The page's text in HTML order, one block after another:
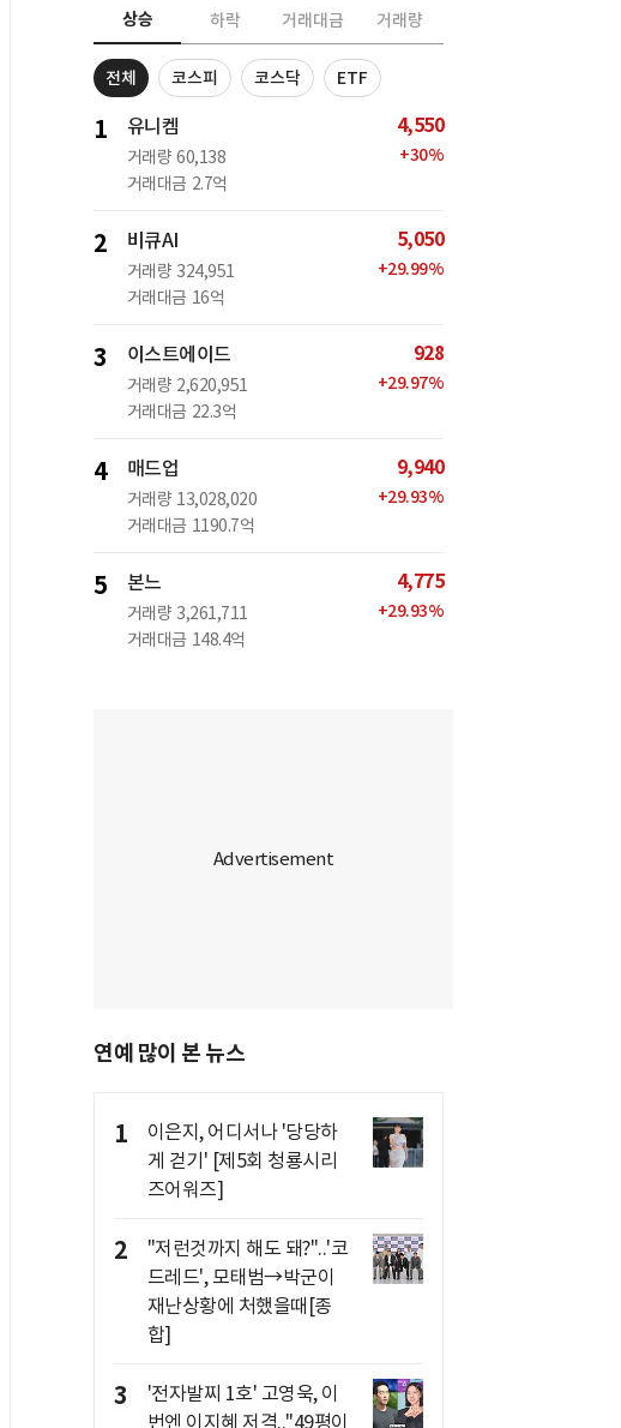
상승 하락 거래대금 거래량
전체 코스피 코스닥 ETF
1 유니켐
거래량 60,138
거래대금 2.7억
4,550
+30%
2 비큐AI
거래량 324,951
거래대금 16억
5,050
+29.99%
3 이스트에이드
거래량 2,620,951
거래대금 22.3억
928
+29.97%
4 매드업
거래량 13,028,020
거래대금 1190.7억
9,940
+29.93%
5 본느
거래량 3,261,711
거래대금 148.4억
4,775
+29.93%
연예 많이 본 뉴스
1
이은지, 어디서나 '당당하
게 걷기' [제5회 청룡시리
즈어워즈]
2
"저런것까지 해도 돼?"..'코
드레드', 모태범→박군이
재난상황에 처했을때[종
합]
3
'전자발찌 1호' 고영욱, 이
번엔 이지혜 저격.."49평이